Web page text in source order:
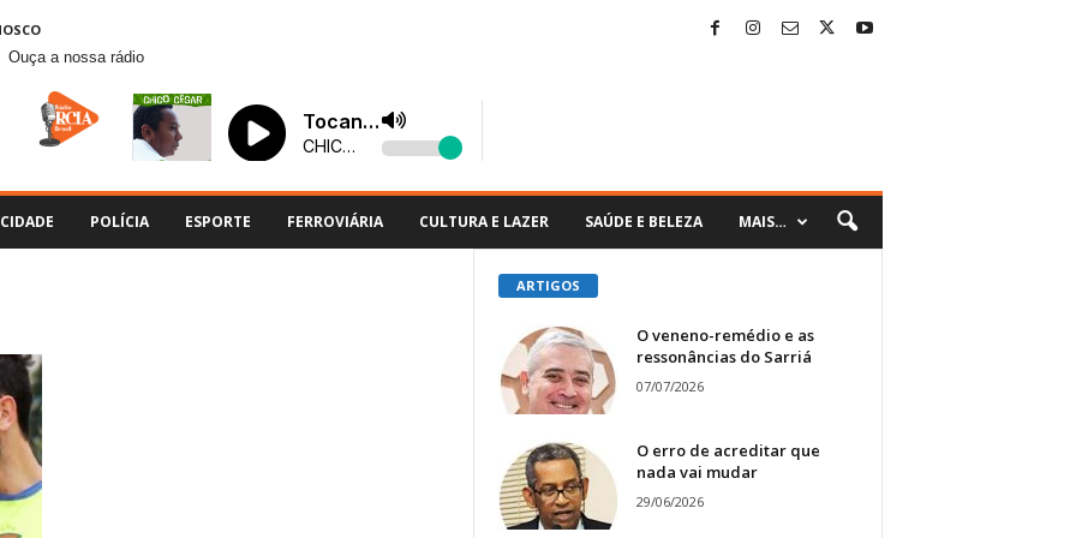
Ouça a nossa rádio
CIDADE POLÍCIA ESPORTE FERROVIÁRIA CULTURA E LAZER SAÚDE E BELEZA MAIS…
ARTIGOS
O veneno-remédio e as
ressonâncias do Sarriá
07/07/2026
O erro de acreditar que
nada vai mudar
29/06/2026